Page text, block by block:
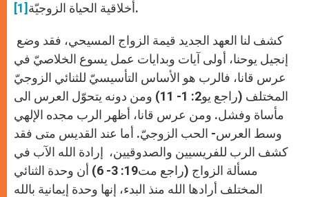
أخلاقية الحياة الزوجيّة [1] .
إنجيل يوحنا، أولى آيات وبدايات عمل يسوع الخلاصيّ في
عرس قانا، فالرب هو الأساس التأسيسيّ للثنائي الزوجيّ
المختلف (راجع يو2: 1- 11) ومن دونه يتحوّل العرس الى
مأساة وفشل. ومن عرس قانا، أظهر الرب مجده الإلهي
وسط العرس- الحب الزوجيّ. أما عند القديس متى فقد
كشف الرب للفريسيين والصدوقيين، إرادة الله الآب في
مسألة الزواج (راجع مت19: 3- 6) أن وحدة الثنائي
المختلف أرادها الله منذ البدء، إنها وحدة إيمانية بالله